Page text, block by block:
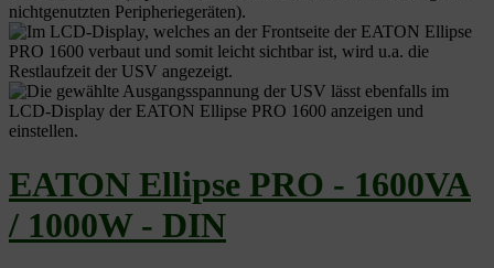
EATON Ellipse PRO - 1600VA
/ 1000W - DIN